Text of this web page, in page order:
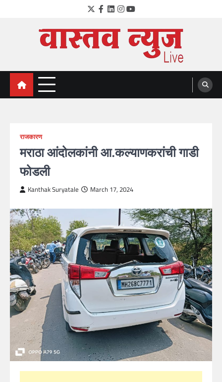
Twitter
Facebook
LinkedIn
Instagram
YouTube
VastavNEWSLive.com
a leading NEWS portal of Maharahstra
राजकारण
मराठा आंदोलकांनी आ.कल्याणकरांची गाडी
फोडली
Kanthak Suryatale March 17, 2024